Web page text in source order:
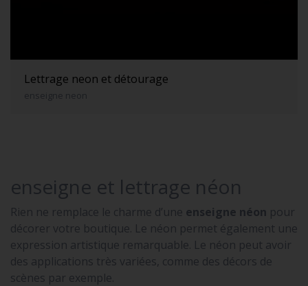
Lettrage neon et détourage
enseigne neon
enseigne et lettrage néon
Rien ne remplace le charme d’une enseigne néon pour
décorer votre boutique. Le néon permet également une
expression artistique remarquable. Le néon peut avoir
des applications très variées, comme des décors de
scènes par exemple.